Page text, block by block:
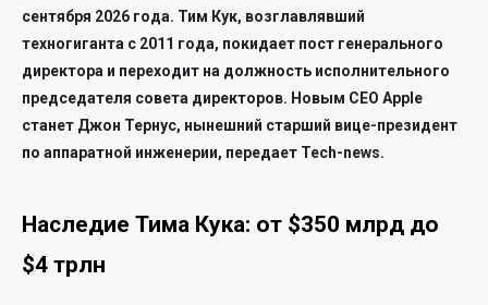
сентября 2026 года. Тим Кук, возглавлявший
техногиганта с 2011 года, покидает пост генерального
директора и переходит на должность исполнительного
председателя совета директоров. Новым CEO Apple
станет Джон Тернус, нынешний старший вице-президент
по аппаратной инженерии, передает Tech-news.
Наследие Тима Кука: от $350 млрд до
$4 трлн